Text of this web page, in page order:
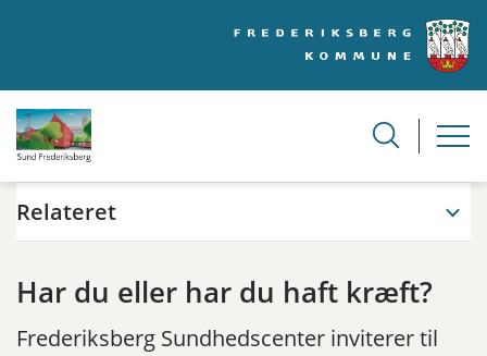
Relateret
Har du eller har du haft kræft?
Frederiksberg Sundhedscenter inviterer til